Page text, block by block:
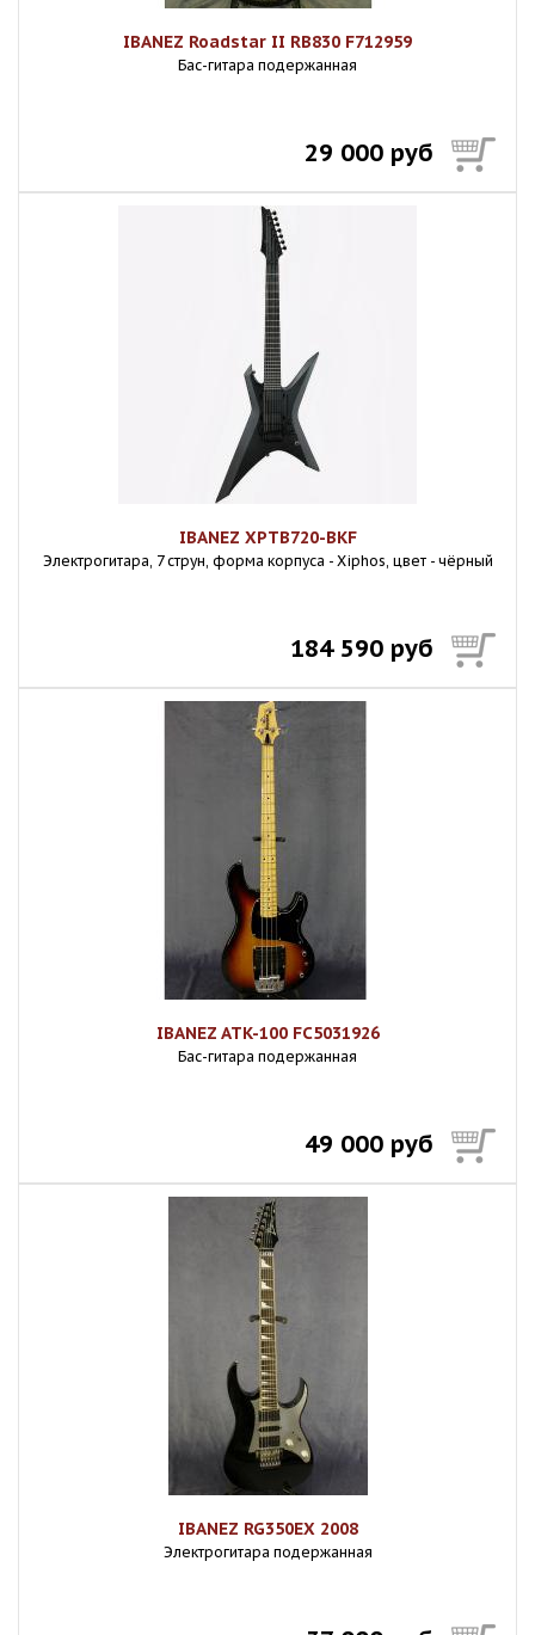
IBANEZ Roadstar II RB830 F712959
Бас-гитара подержанная
29 000 руб
IBANEZ XPTB720-BKF
Электрогитара, 7 струн, форма корпуса - Xiphos, цвет - чёрный
184 590 руб
IBANEZ ATK-100 FC5031926
Бас-гитара подержанная
49 000 руб
IBANEZ RG350EX 2008
Электрогитара подержанная